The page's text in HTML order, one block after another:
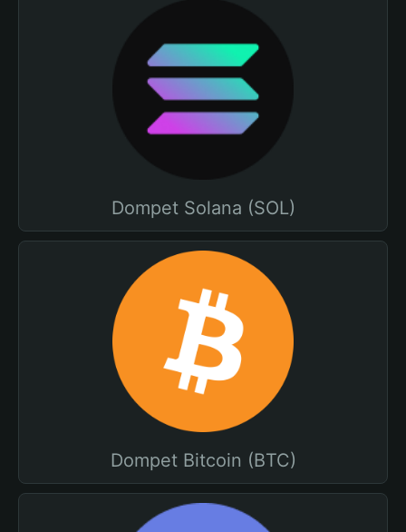
Dompet Solana (SOL)
Dompet Bitcoin (BTC)